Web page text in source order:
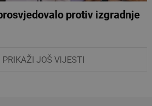
protiv izgradnje
PRIKAŽI JOŠ VIJESTI